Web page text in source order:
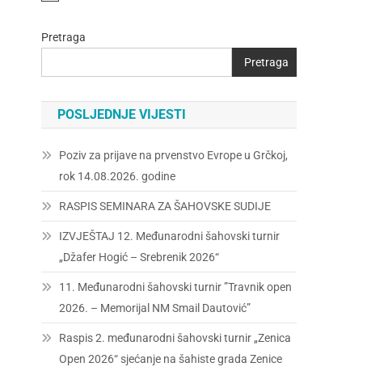
Pretraga
Pretraga
POSLJEDNJE VIJESTI
Poziv za prijave na prvenstvo Evrope u Grčkoj,
rok 14.08.2026. godine
RASPIS SEMINARA ZA ŠAHOVSKE SUDIJE
IZVJEŠTAJ 12. Međunarodni šahovski turnir
„Džafer Hogić – Srebrenik 2026“
11. Međunarodni šahovski turnir ”Travnik open
2026. – Memorijal NM Smail Dautović”
Raspis 2. međunarodni šahovski turnir „Zenica
Open 2026“ sjećanje na šahiste grada Zenice